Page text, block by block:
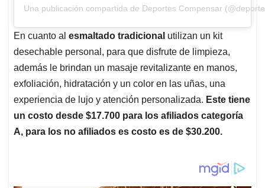
Una publicación compartida de Deportes Compensar
En cuanto al esmaltado tradicional utilizan un kit
desechable personal, para que disfrute de limpieza,
además le brindan un masaje revitalizante en manos,
exfoliación, hidratación y un color en las uñas, una
experiencia de lujo y atención personalizada. Este tiene
un costo desde $17.700 para los afiliados categoría
A, para los no afiliados es costo es de $30.200.